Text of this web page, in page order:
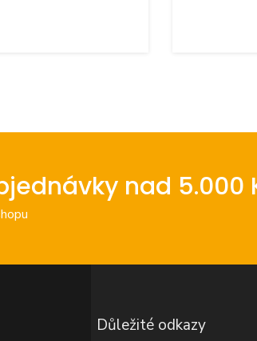
nad 5.000
Důležité odkazy